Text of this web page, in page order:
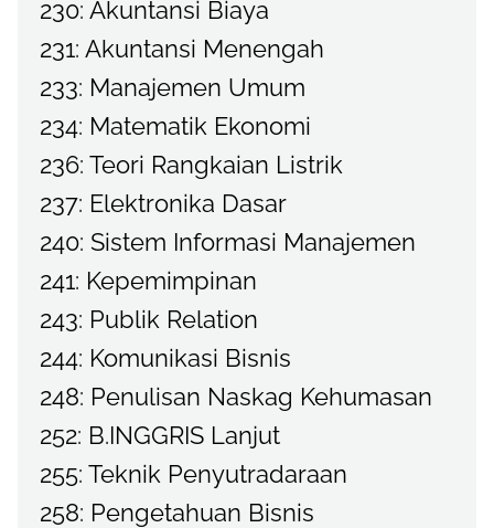
230: Akuntansi Biaya
231: Akuntansi Menengah
233: Manajemen Umum
234: Matematik Ekonomi
236: Teori Rangkaian Listrik
237: Elektronika Dasar
240: Sistem Informasi Manajemen
241: Kepemimpinan
243: Publik Relation
244: Komunikasi Bisnis
248: Penulisan Naskag Kehumasan
252: B.INGGRIS Lanjut
255: Teknik Penyutradaraan
258: Pengetahuan Bisnis